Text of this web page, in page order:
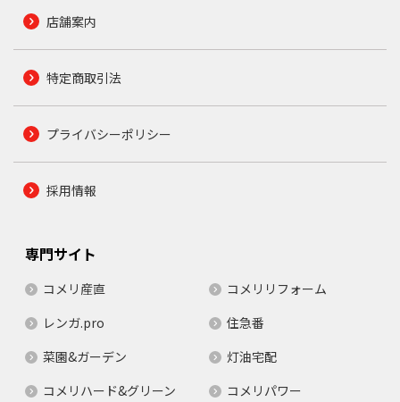
店舗案内
特定商取引法
プライバシーポリシー
採用情報
専門サイト
コメリ産直
コメリリフォーム
レンガ.pro
住急番
菜園&ガーデン
灯油宅配
コメリハード&グリーン
コメリパワー